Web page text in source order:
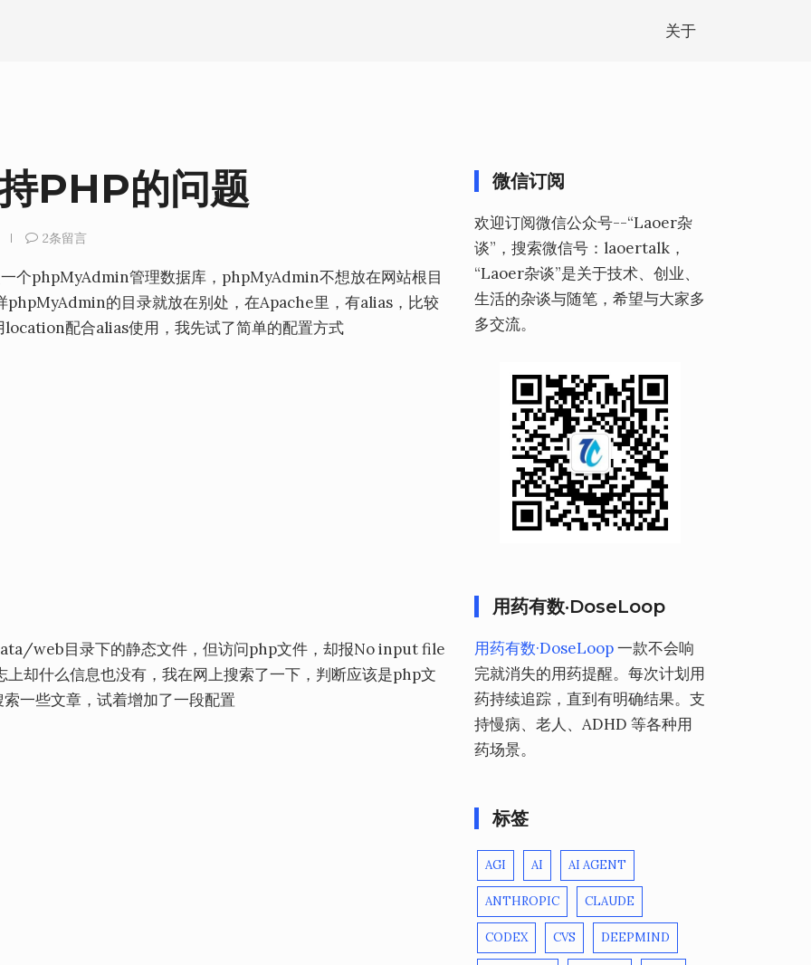
关于
PHP的问题
2条留言
个phpMyAdmin管理数据库，phpMyAdmin不想放在网站根目
phpMyAdmin的目录就放在别处，在Apache里，有alias，比较
配合alias使用，我先试了简单的配置方式
目录下的静态文件，但访问php文件，却报No input file
却什么信息也没有，我在网上搜索了一下，判断应该是php文
一些文章，试着增加了一段配置
微信订阅
欢迎订阅微信公众号--“Laoer杂
谈”，搜索微信号：laoertalk，
“Laoer杂谈”是关于技术、创业、
生活的杂谈与随笔，希望与大家多
多交流。
用药有数·DoseLoop
用药有数·DoseLoop一款不会响
完就消失的用药提醒。每次计划用
药持续追踪，直到有明确结果。支
持慢病、老人、ADHD 等各种用
药场景。
标签
AGI AI AI AGENT
ANTHROPIC CLAUDE
CODEX CVS DEEPMIND